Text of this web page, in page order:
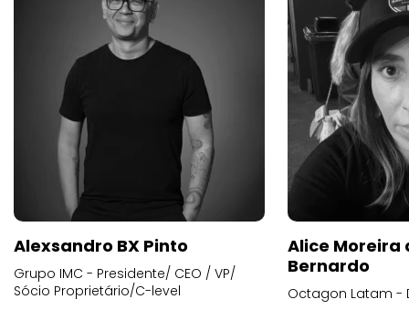
Alexsandro BX Pinto
Grupo IMC - Presidente/ CEO / VP/
Sócio Proprietário/C-level
Alice
Bernardo
Octagon Latam -